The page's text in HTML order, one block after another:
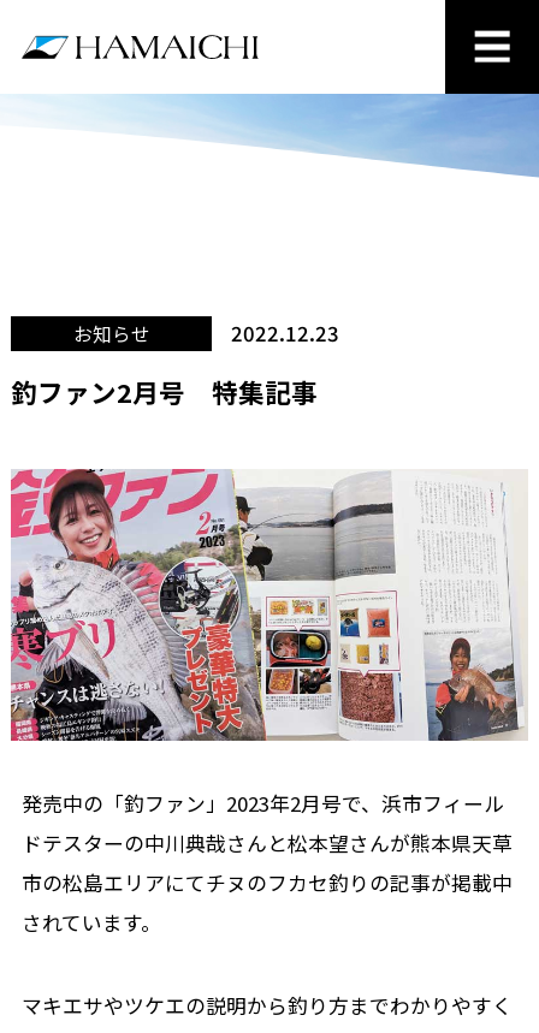
お知らせ 2022.12.23
釣ファン2月号 特集記事
発売中の「釣ファン」2023年2月号で、浜市フィール
ドテスターの中川典哉さんと松本望さんが熊本県天草
市の松島エリアにてチヌのフカセ釣りの記事が掲載中
されています。
マキエサやツケエの説明から釣り方までわかりやすく